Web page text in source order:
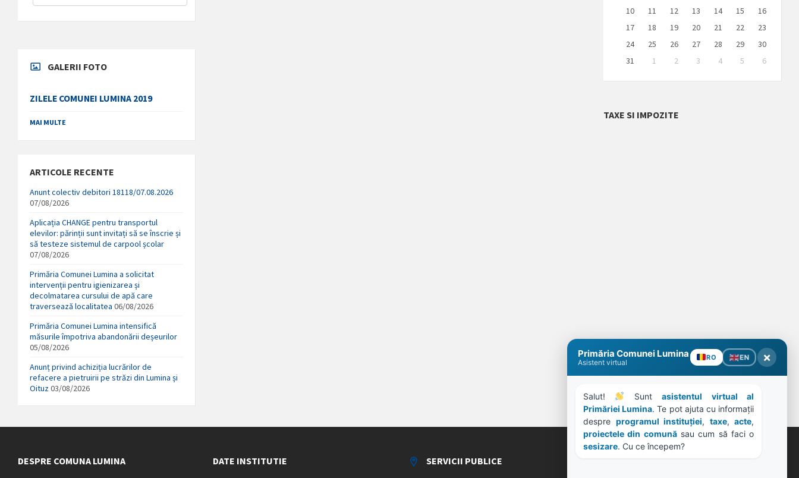
GALERII FOTO
ZILELE COMUNEI LUMINA 2019
MAI MULTE
ARTICOLE RECENTE
Anunt colectiv debitori 18118/07.08.2026
07/08/2026
Aplicația CHANGE pentru transportul
elevilor: părinții sunt invitați să se înscrie și
să testeze sistemul de carpool școlar
07/08/2026
Primăria Comunei Lumina a solicitat
intervenții pentru igienizarea și
decolmatarea cursului de apă care
traversează localitatea 06/08/2026
Primăria Comunei Lumina intensifică
măsurile împotriva abandonării deșeurilor
05/08/2026
Anunț privind achiziția lucrărilor de
refacere a pietruirii pe străzi din Lumina și
Oituz 03/08/2026
10
11 12 13 14 15
16
17
18 19 20 21 22
23
24
25 26 27 28 29
30
31
1 2 3 4 5
6
to
TAXE SI IMPOZITE
DESPRE COMUNA LUMINA DATE INSTITUTIE SERVICII PUBLICE
Primăria Comunei Lumina
Asistent virtual
RO EN ×
Salut! Sunt asistentul virtual al
Primăriei Lumina. Te pot ajuta cu informații
despre programul instituției, taxe, acte
proiectele din comună
sesizare. Cu ce începem?